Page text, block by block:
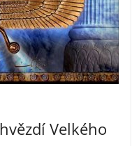
Velkého